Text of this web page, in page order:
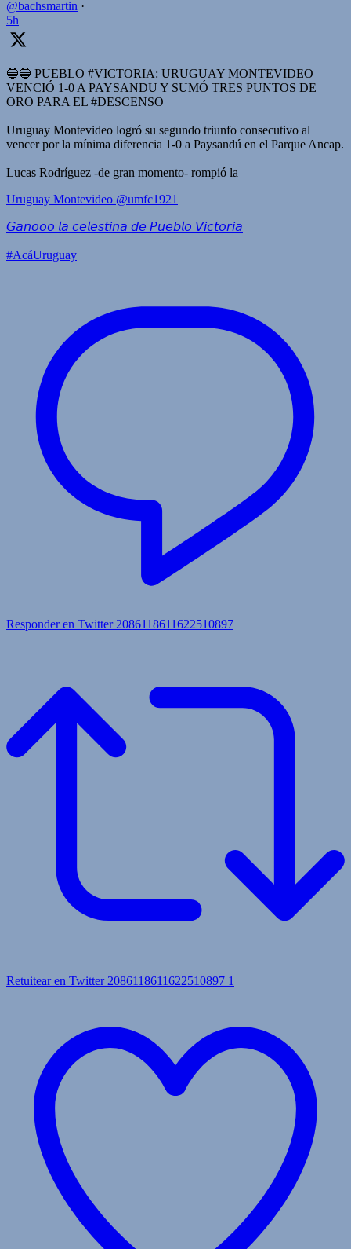
@bachsmartin ·
5h
🔵🔵 PUEBLO #VICTORIA: URUGUAY MONTEVIDEO
VENCIÓ 1-0 A PAYSANDU Y SUMÓ TRES PUNTOS DE
ORO PARA EL #DESCENSO
Uruguay Montevideo logró su segundo triunfo consecutivo al
vencer por la mínima diferencia 1-0 a Paysandú en el Parque Ancap.
Lucas Rodríguez -de gran momento- rompió la
Uruguay Montevideo @umfc1921
𝘎𝘢𝘯𝘰𝘰𝘰 𝘭𝘢 𝘤𝘦𝘭𝘦𝘴𝘵𝘪𝘯𝘢 𝘥𝘦 𝘗𝘶𝘦𝘣𝘭𝘰 𝘝𝘪𝘤𝘵𝘰𝘳𝘪𝘢
#AcáUruguay
Responder en Twitter 2086118611622510897
Retuitear en Twitter 2086118611622510897 1